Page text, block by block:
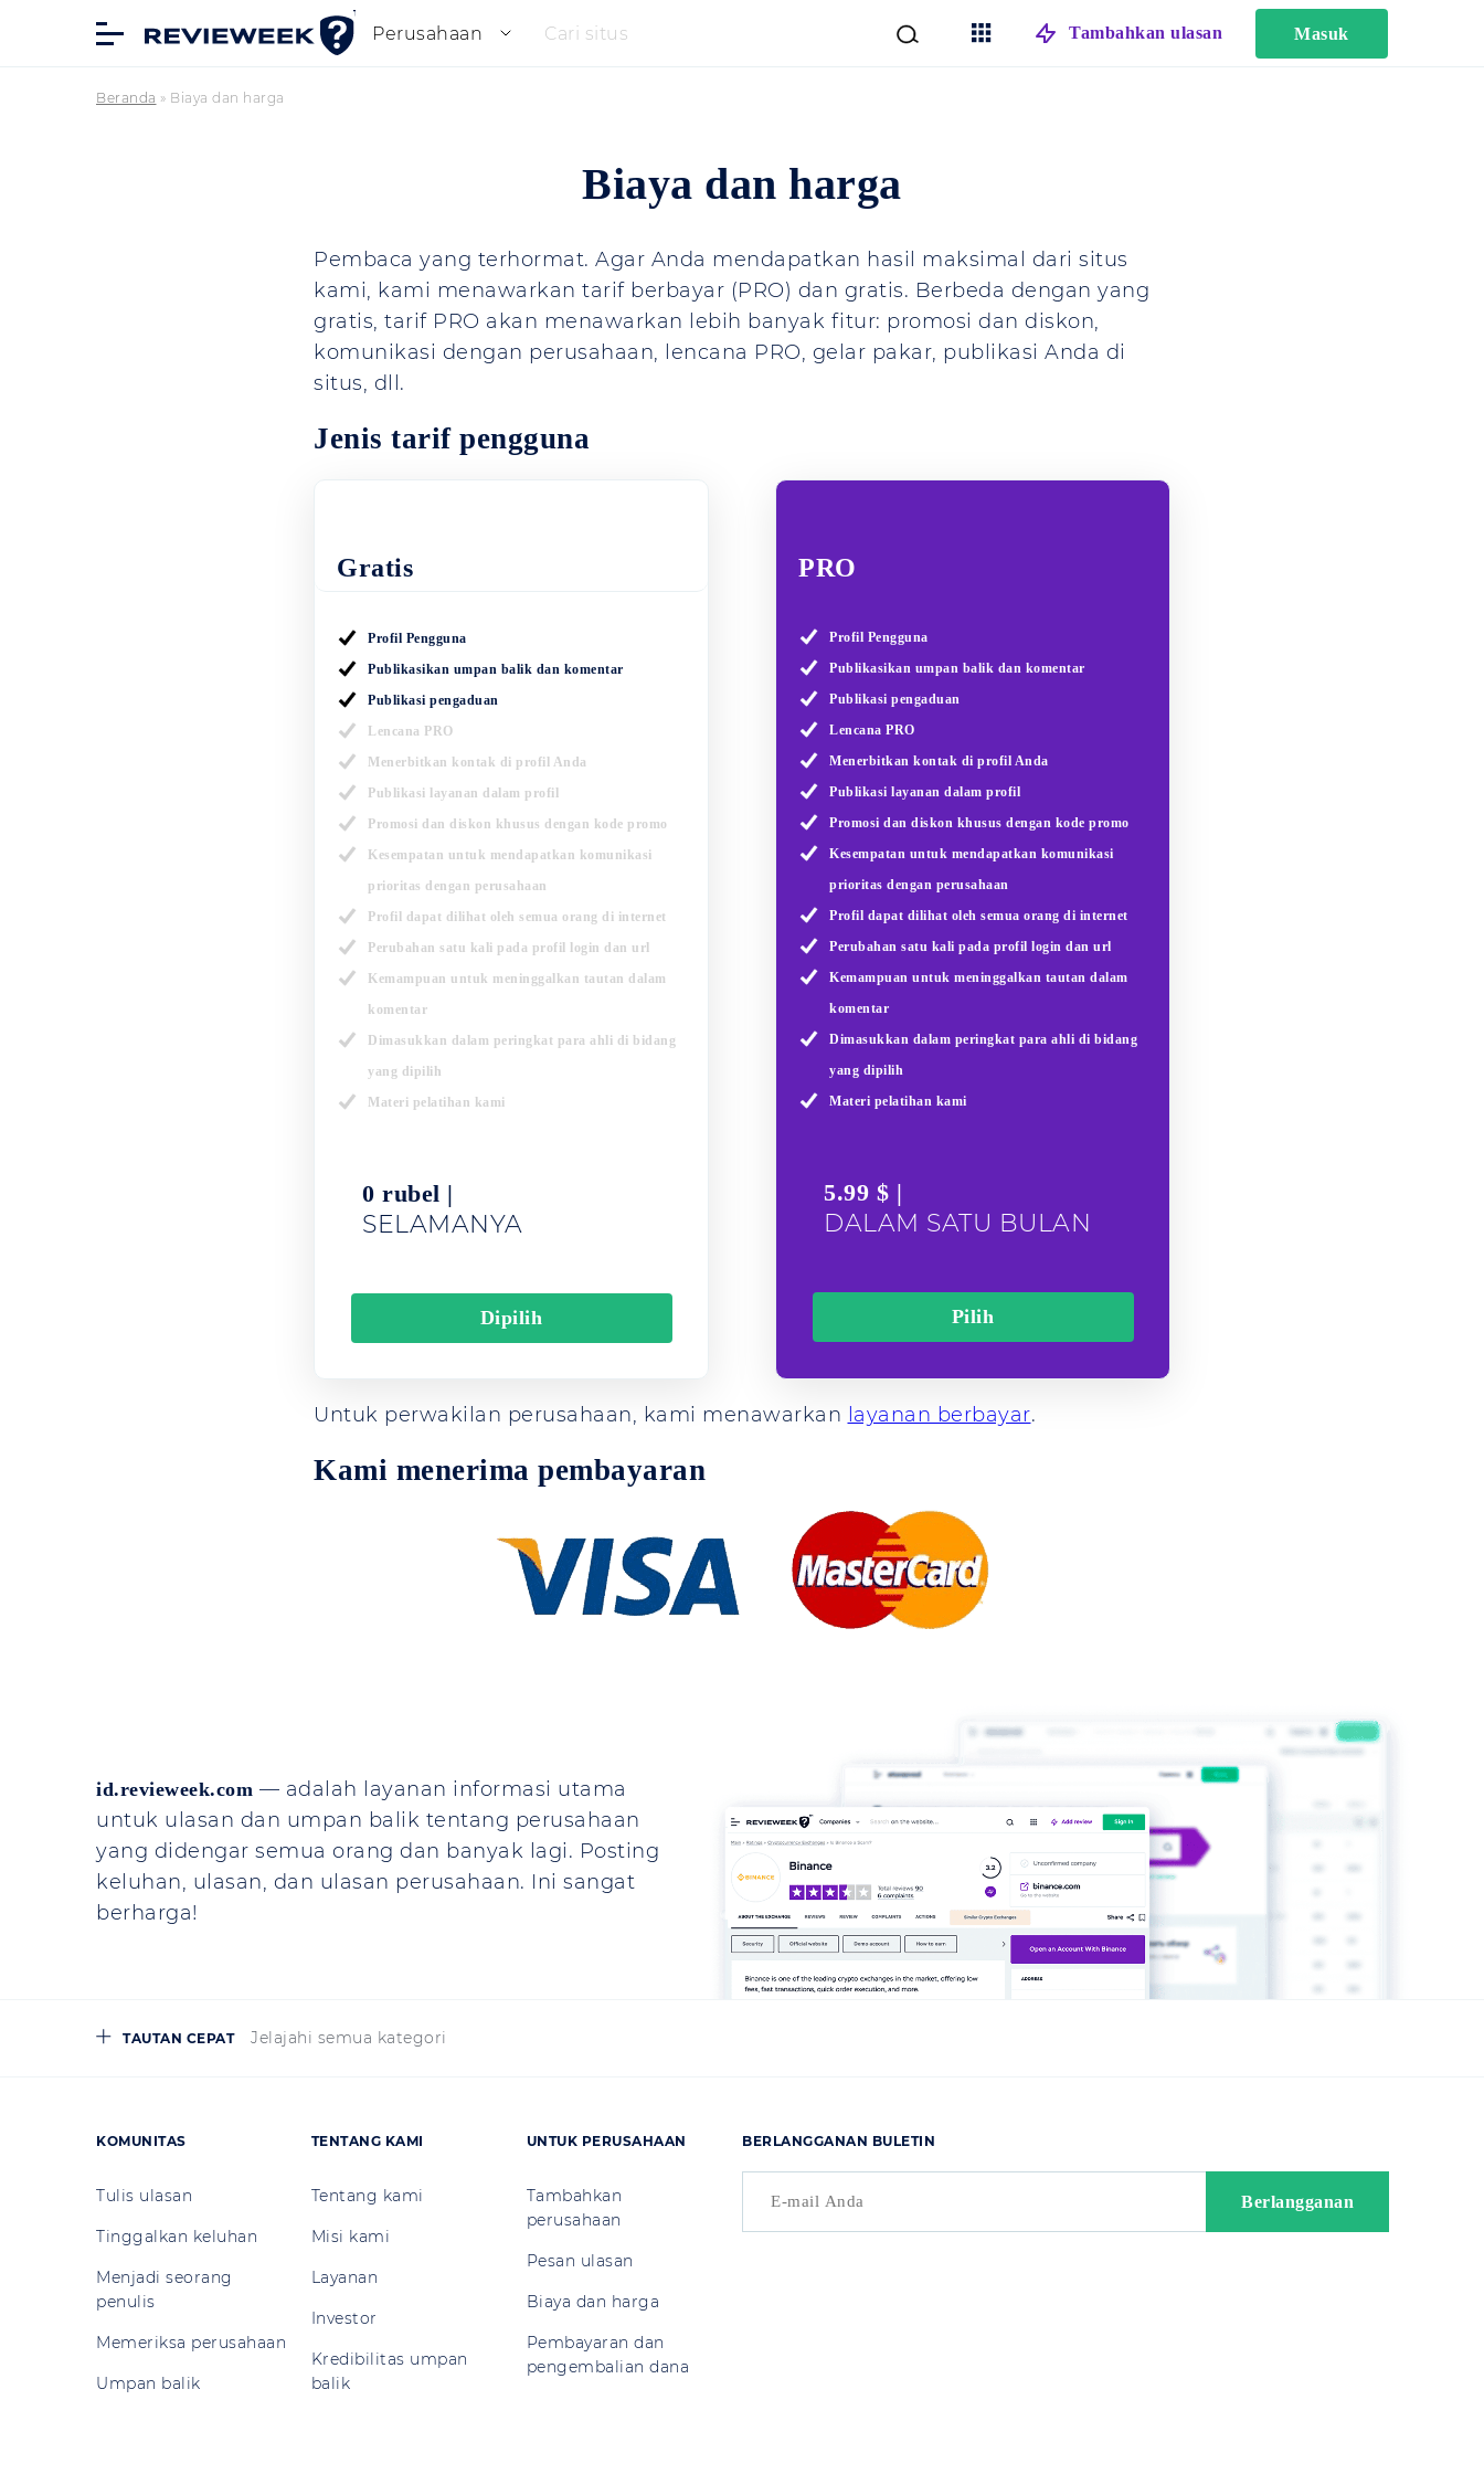
Perusahaan Cari situs Tambahkan ulasan Masuk
Beranda » Biaya dan harga
Biaya dan harga
Pembaca yang terhormat. Agar Anda mendapatkan hasil maksimal dari situs
kami, kami menawarkan tarif berbayar (PRO) dan gratis. Berbeda dengan yang
gratis, tarif PRO akan menawarkan lebih banyak fitur: promosi dan diskon,
komunikasi dengan perusahaan, lencana PRO, gelar pakar, publikasi Anda di
situs, dll.
Jenis tarif pengguna
Gratis
Profil Pengguna
Publikasikan umpan balik dan komentar
Publikasi pengaduan
Lencana PRO
Menerbitkan kontak di profil Anda
Publikasi layanan dalam profil
Promosi dan diskon khusus dengan kode promo
Kesempatan untuk mendapatkan komunikasi
prioritas dengan perusahaan
Profil dapat dilihat oleh semua orang di internet
Perubahan satu kali pada profil login dan url
Kemampuan untuk meninggalkan tautan dalam
komentar
Dimasukkan dalam peringkat para ahli di bidang
yang dipilih
Materi pelatihan kami
0 rubel |
SELAMANYA
Dipilih
PRO
Profil Pengguna
Publikasikan umpan balik dan komentar
Publikasi pengaduan
Lencana PRO
Menerbitkan kontak di profil Anda
Publikasi layanan dalam profil
Promosi dan diskon khusus dengan kode promo
Kesempatan untuk mendapatkan komunikasi
prioritas dengan perusahaan
Profil dapat dilihat oleh semua orang di internet
Perubahan satu kali pada profil login dan url
Kemampuan untuk meninggalkan tautan dalam
komentar
Dimasukkan dalam peringkat para ahli di bidang
yang dipilih
Materi pelatihan kami
5.99 $ |
DALAM SATU BULAN
Pilih
Untuk perwakilan perusahaan, kami menawarkan layanan berbayar.
Kami menerima pembayaran
id.revieweek.com — adalah layanan informasi utama
untuk ulasan dan umpan balik tentang perusahaan
yang didengar semua orang dan banyak lagi. Posting
keluhan, ulasan, dan ulasan perusahaan. Ini sangat
berharga!
TAUTAN CEPAT Jelajahi semua kategori
KOMUNITAS
Tulis ulasan
Tinggalkan keluhan
Menjadi seorang
penulis
Memeriksa perusahaan
Umpan balik
TENTANG KAMI
Tentang kami
Misi kami
Layanan
Investor
Kredibilitas umpan
balik
UNTUK PERUSAHAAN
Tambahkan
perusahaan
Pesan ulasan
Biaya dan harga
Pembayaran dan
pengembalian dana
BERLANGGANAN BULETIN